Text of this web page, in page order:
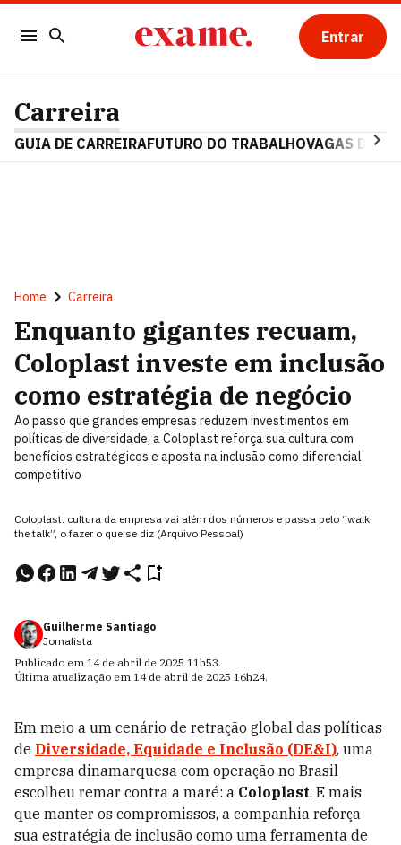
Entrar
Carreira
GUIA DE CARREIRAFUTURO DO TRABALHOVAGAS DE
Home Carreira
Enquanto gigantes recuam,
Coloplast investe em inclusão
como estratégia de negócio
Ao passo que grandes empresas reduzem investimentos em
políticas de diversidade, a Coloplast reforça sua cultura com
benefícios estratégicos e aposta na inclusão como diferencial
competitivo
Coloplast: cultura da empresa vai além dos números e passa pelo “walk
the talk”, o fazer o que se diz (Arquivo Pessoal)
Guilherme Santiago
Jornalista
Publicado em 14 de abril de 2025 11h53.
Última atualização em 14 de abril de 2025 16h24.
Em meio a um cenário de retração global das políticas
de Diversidade, Equidade e Inclusão (DE&I), uma
empresa dinamarquesa com operação no Brasil
escolheu remar contra a maré: a Coloplast. E mais
que manter os compromissos, a companhia reforça
sua estratégia de inclusão como uma ferramenta de